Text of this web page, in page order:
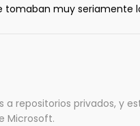
tomaban muy seriamente
repositorios privados, y
Microsoft.